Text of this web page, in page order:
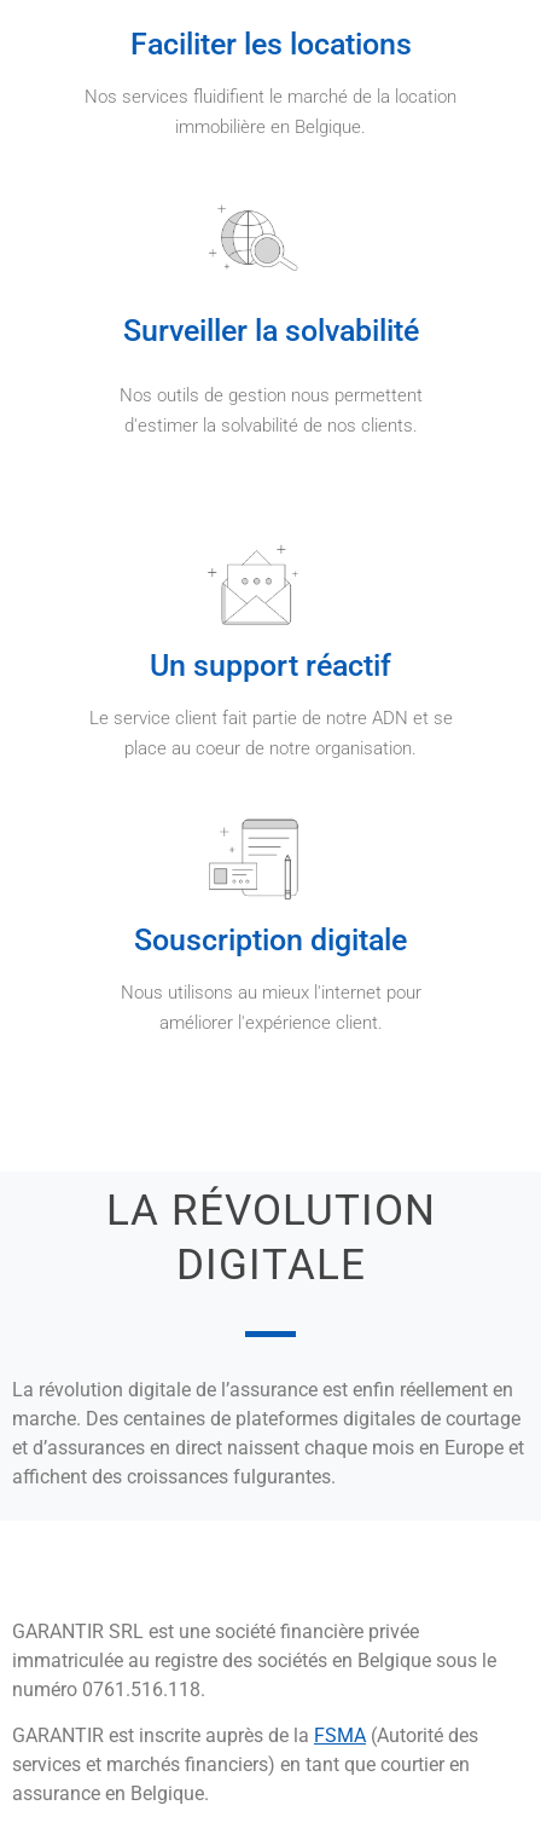
Faciliter les locations
Nos services fluidifient le marché de la location
immobilière en Belgique.
Surveiller la solvabilité
Nos outils de gestion nous permettent
d'estimer la solvabilité de nos clients.
Un support réactif
Le service client fait partie de notre ADN et se
place au coeur de notre organisation.
Souscription digitale
Nous utilisons au mieux l'internet pour
améliorer l'expérience client.
LA RÉVOLUTION
DIGITALE
La révolution digitale de l’assurance est enfin réellement en
marche. Des centaines de plateformes digitales de courtage
et d’assurances en direct naissent chaque mois en Europe et
affichent des croissances fulgurantes.
GARANTIR SRL est une société financière privée
immatriculée au registre des sociétés en Belgique sous le
numéro 0761.516.118.
GARANTIR est inscrite auprès de la FSMA (Autorité des
services et marchés financiers) en tant que courtier en
assurance en Belgique.